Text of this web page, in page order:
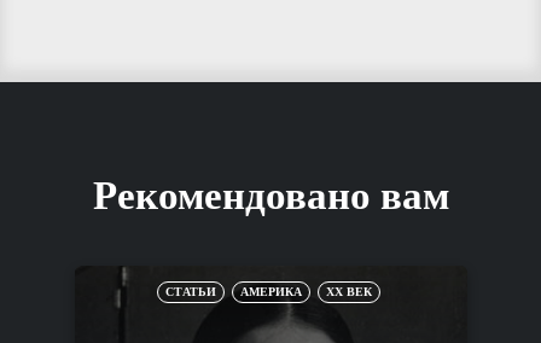
Рекомендовано вам
СТАТЬИ АМЕРИКА XX ВЕК